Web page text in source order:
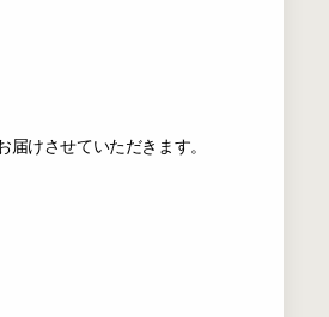
届けさせていただきます。